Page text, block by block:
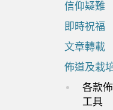
信仰疑難
即時祝福
文章轉載
佈道及栽
各款
工具